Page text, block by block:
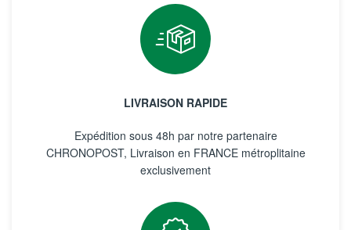
LIVRAISON RAPIDE
Expédition sous 48h par notre partenaire
CHRONOPOST, Livraison en FRANCE métroplitaine
exclusivement